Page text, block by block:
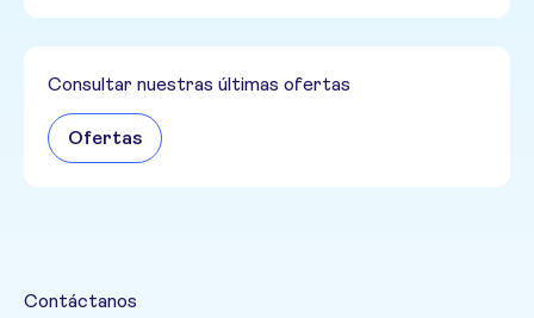
Consultar nuestras últimas ofertas
Ofertas
Contáctanos